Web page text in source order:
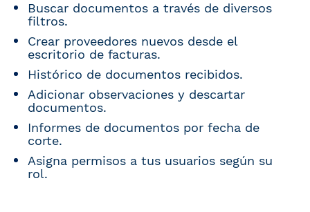
Buscar documentos a través de diversos
filtros.
Crear proveedores nuevos desde el
escritorio de facturas.
Histórico de documentos recibidos.
Adicionar observaciones y descartar
documentos.
Informes de documentos por fecha de
corte.
Asigna permisos a tus usuarios según su
rol.